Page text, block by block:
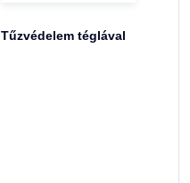
Tűzvédelem téglával